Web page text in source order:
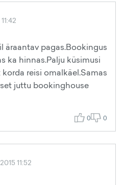
äraantav pagas.Bookingus
ka hinnas.Palju küsimusi
reisi omalkäel.Samas
juttu bookinghouse
0 0
11:52